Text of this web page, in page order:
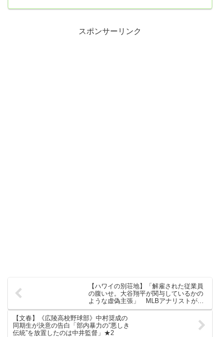
願者が集まったそうです」（フ...スポンサーリンク
【ハワイの別荘地】「解雇された従業員
の腹いせ。大谷翔平が関与しているかの
ような虚偽主張」 MLBアナリストが訴
訟についてコメント
【文春】《広陵高校野球部》中村奨成の
同期生が決意の告白「部内暴力の”悪しき
伝統”を放置したのは中井監督」★2